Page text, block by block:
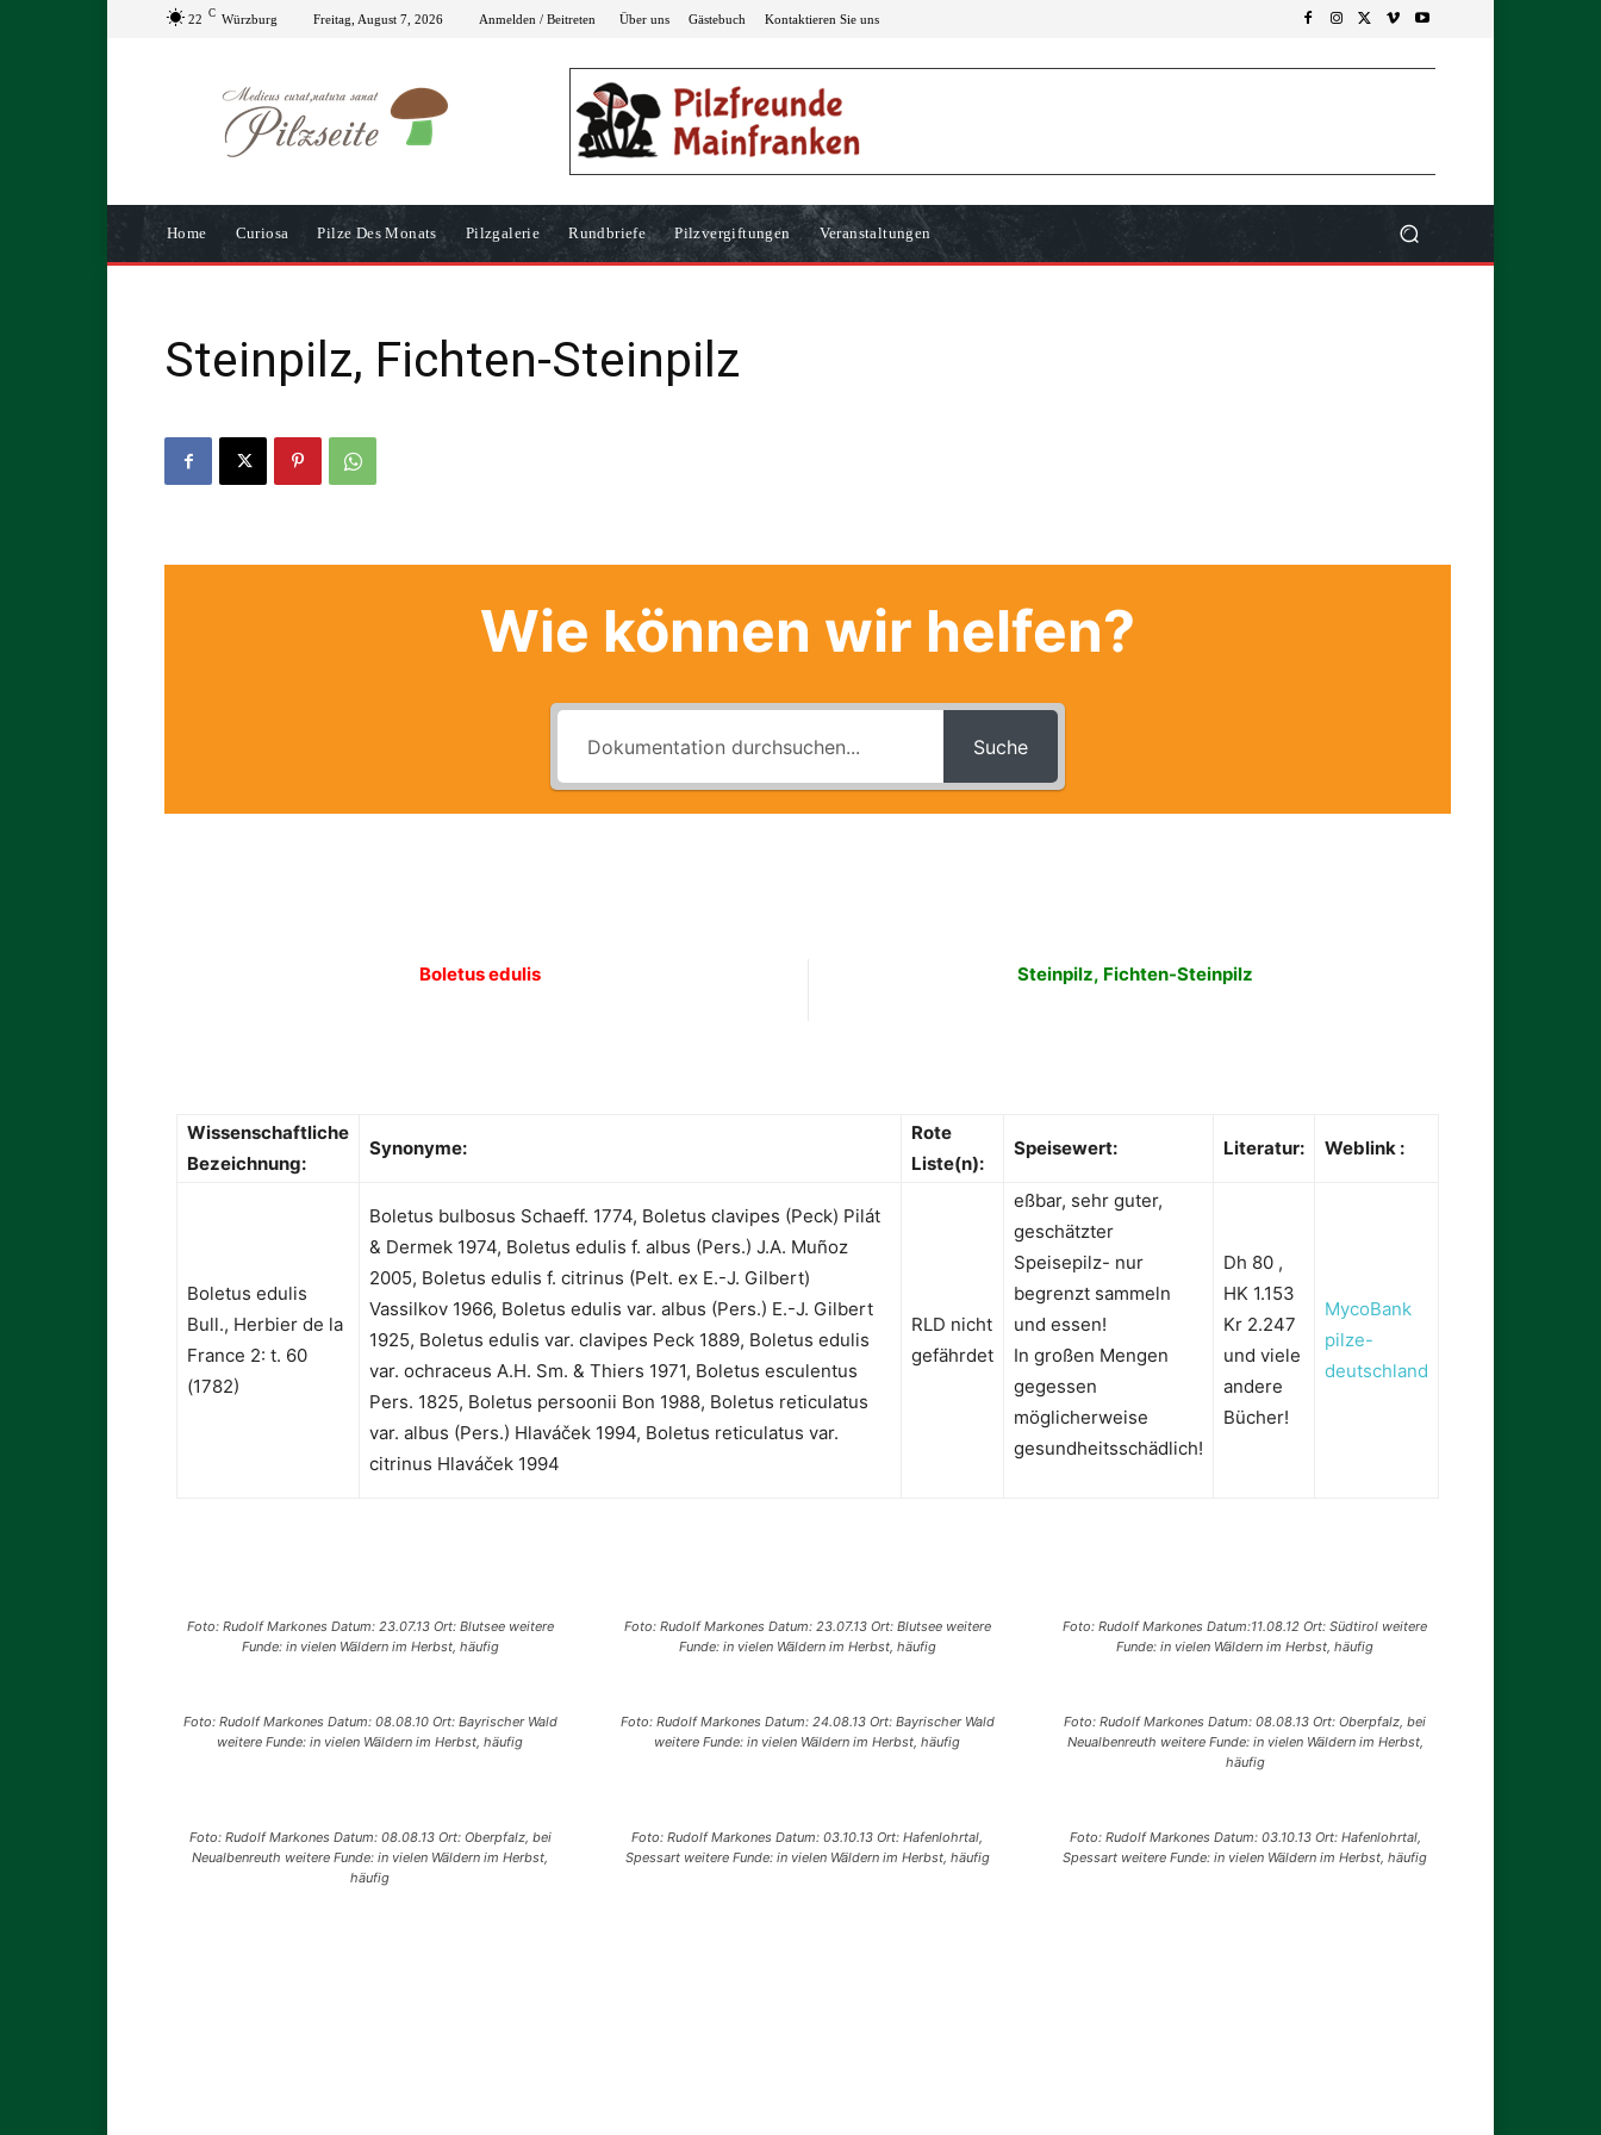
22 C Würzburg Freitag, August 7, 2026 Anmelden / Beitreten Über uns Gästebuch Kontaktieren Sie uns
Home Curiosa Pilze Des Monats Pilzgalerie Rundbriefe Pilzvergiftungen Veranstaltungen
Steinpilz, Fichten-Steinpilz
Wie können wir helfen?
Suche
Boletus edulis Steinpilz, Fichten-Steinpilz
Wissenschaftliche
Bezeichnung:
Synonyme:
Rote
Liste(n):
Speisewert: Literatur: Weblink :
Boletus edulis
Bull., Herbier de la
France 2: t. 60
(1782)
Boletus bulbosus Schaeff. 1774, Boletus clavipes (Peck) Pilát
& Dermek 1974, Boletus edulis f. albus (Pers.) J.A. Muñoz
2005, Boletus edulis f. citrinus (Pelt. ex E.-J. Gilbert)
Vassilkov 1966, Boletus edulis var. albus (Pers.) E.-J. Gilbert
1925, Boletus edulis var. clavipes Peck 1889, Boletus edulis
var. ochraceus A.H. Sm. & Thiers 1971, Boletus esculentus
Pers. 1825, Boletus persoonii Bon 1988, Boletus reticulatus
var. albus (Pers.) Hlaváček 1994, Boletus reticulatus var.
citrinus Hlaváček 1994
RLD nicht
gefährdet
eßbar, sehr guter,
geschätzter
Speisepilz- nur
begrenzt sammeln
und essen!
In großen Mengen
gegessen
möglicherweise
gesundheitsschädlich!
Dh 80 ,
HK 1.153
Kr 2.247
und viele
andere
Bücher!
MycoBank
pilze-
deutschland
Foto: Rudolf Markones Datum: 23.07.13 Ort: Blutsee weitere
Funde: in vielen Wäldern im Herbst, häufig
Foto: Rudolf Markones Datum: 23.07.13 Ort: Blutsee weitere
Funde: in vielen Wäldern im Herbst, häufig
Foto: Rudolf Markones Datum:11.08.12 Ort: Südtirol weitere
Funde: in vielen Wäldern im Herbst, häufig
Foto: Rudolf Markones Datum: 08.08.10 Ort: Bayrischer Wald
weitere Funde: in vielen Wäldern im Herbst, häufig
Foto: Rudolf Markones Datum: 24.08.13 Ort: Bayrischer Wald
weitere Funde: in vielen Wäldern im Herbst, häufig
Foto: Rudolf Markones Datum: 08.08.13 Ort: Oberpfalz, bei
Neualbenreuth weitere Funde: in vielen Wäldern im Herbst,
häufig
Foto: Rudolf Markones Datum: 08.08.13 Ort: Oberpfalz, bei
Neualbenreuth weitere Funde: in vielen Wäldern im Herbst,
häufig
Foto: Rudolf Markones Datum: 03.10.13 Ort: Hafenlohrtal,
Spessart weitere Funde: in vielen Wäldern im Herbst, häufig
Foto: Rudolf Markones Datum: 03.10.13 Ort: Hafenlohrtal,
Spessart weitere Funde: in vielen Wäldern im Herbst, häufig